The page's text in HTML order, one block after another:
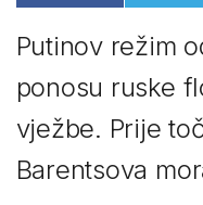
Putinov režim
ponosu ruske
vježbe. Prije
Barentsova